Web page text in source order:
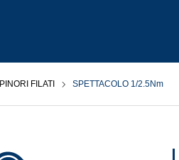
PINORI FILATI SPETTACOLO 1/2.5Nm